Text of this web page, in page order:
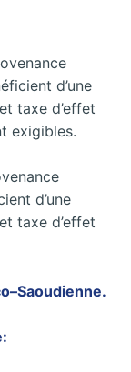
d’une
taxe d’effet
exigibles.
d’une
taxe d’effet